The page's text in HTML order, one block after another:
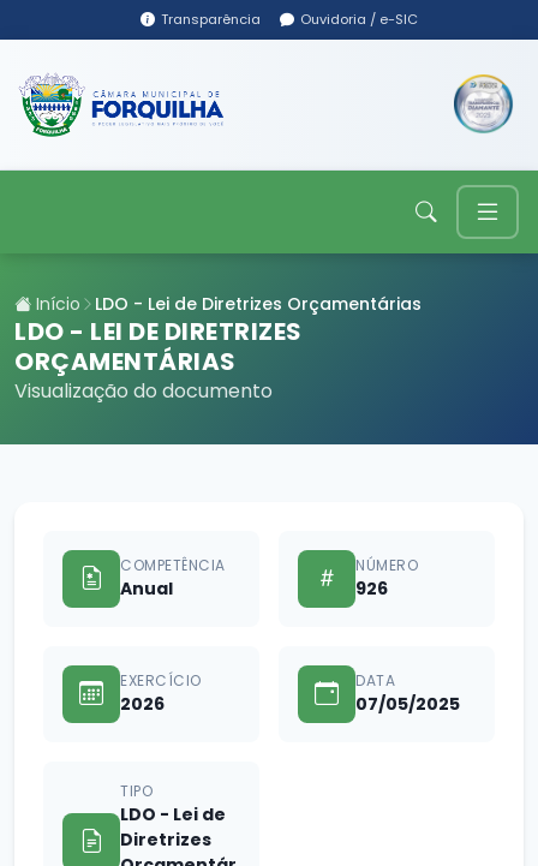
Transparência Ouvidoria / e-SIC
Início LDO - Lei de Diretrizes Orçamentárias
LDO - LEI DE DIRETRIZES
ORÇAMENTÁRIAS
Visualização do documento
COMPETÊNCIA
Anual
NÚMERO
926
EXERCÍCIO
2026
DATA
07/05/2025
TIPO
LDO - Lei de
Diretrizes